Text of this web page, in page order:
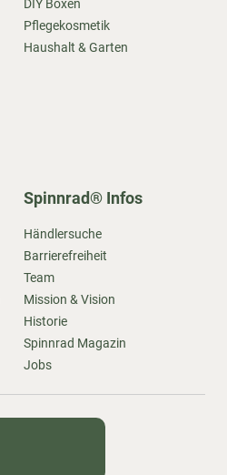
DIY Boxen
Pflegekosmetik
Haushalt & Garten
Spinnrad® Infos
Händlersuche
Barrierefreiheit
Team
Mission & Vision
Historie
Spinnrad Magazin
Jobs